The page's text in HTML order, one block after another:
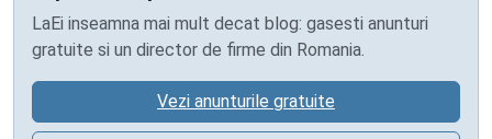
LaEi inseamna mai mult decat blog: gasesti anunturi
gratuite si un director de firme din Romania.
Vezi anunturile gratuite